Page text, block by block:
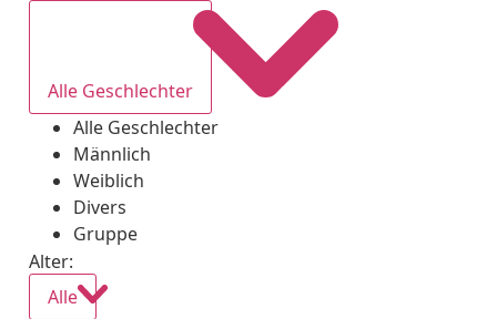
Alle Geschlechter
Alle Geschlechter
Männlich
Weiblich
Divers
Gruppe
Alter:
Alle